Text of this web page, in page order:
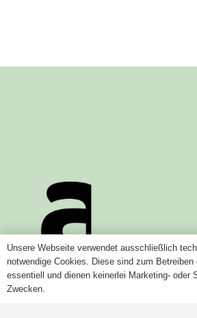
Unsere Webseite verwendet ausschließlich
notwendige Cookies. Diese sind zum Betreiben
essentiell und dienen keinerlei Marketing- oder
Zwecken.